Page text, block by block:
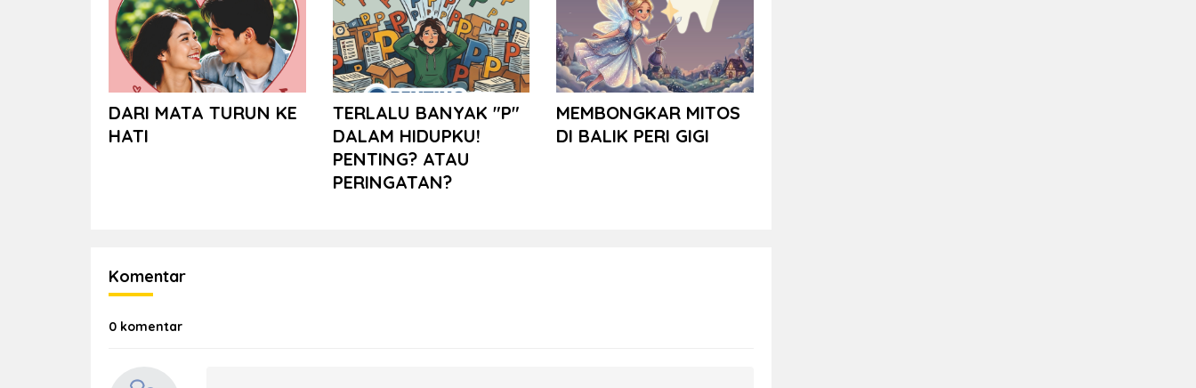
DARI MATA TURUN KE
HATI
TERLALU BANYAK "P"
DALAM HIDUPKU!
PENTING? ATAU
PERINGATAN?
MEMBONGKAR MITOS
DI BALIK PERI GIGI
Komentar
0 komentar